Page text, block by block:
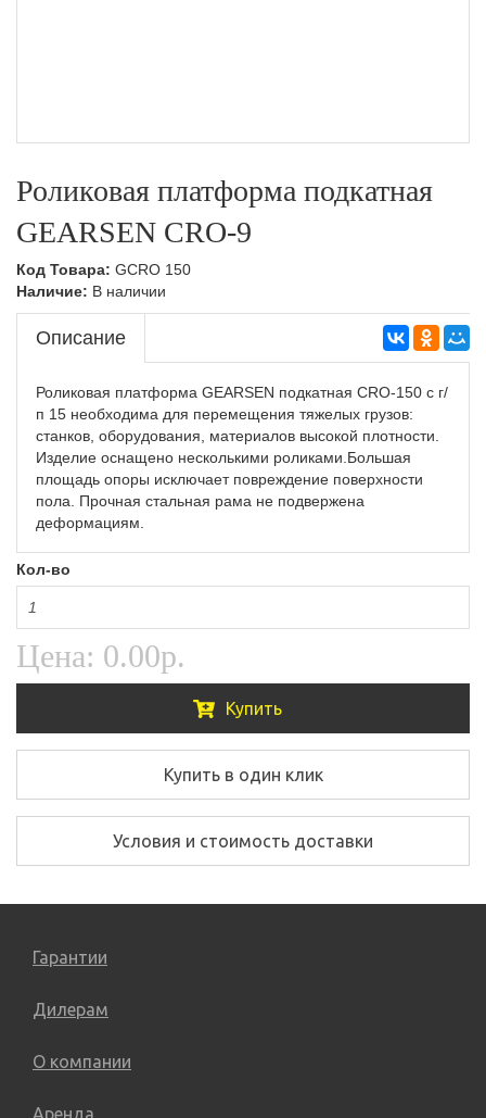
С удлиненными вилами,Складская техника
Стандартные роклы,Складская техника
Тележки подъемные,Складская техника
Тележки с весами,Складская техника
Бочкокантователи,Складская техника
Ручные гидравлические штабелеры
Ручные гидравлические штабелеры,Складская
техника
Самоходные штабелеры
Электроштабелеры,Складская техника
Роликовая платформа подкатная
GEARSEN CRO-9
Код Товара: GCRO 150
Наличие: В наличии
Описание
Роликовая платформа GEARSEN подкатная CRO-150 с г/
п 15 необходима для перемещения тяжелых грузов:
станков, оборудования, материалов высокой плотности.
Изделие оснащено несколькими роликами.Большая
площадь опоры исключает повреждение поверхности
пола. Прочная стальная рама не подвержена
деформациям.
Кол-во
Цена: 0.00р.
Купить
Купить в один клик
Условия и стоимость доставки
Гарантии
Дилерам
О компании
Аренда